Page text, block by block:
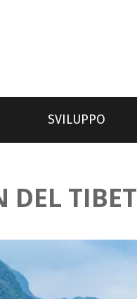
SVILUPPO
DEL TIBET